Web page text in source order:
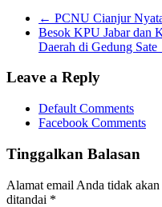
← PCNU Cianjur
Besok KPU Jabar dan
Daerah di Gedung Sate
Leave a Reply
Default Comments
Facebook Comments
Tinggalkan Balasan
Alamat email Anda tidak
ditandai *